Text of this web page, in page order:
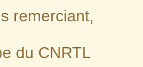
remerciant,
du CNRTL